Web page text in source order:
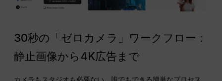
30秒の「ゼロカメラ」ワークフロー：
静止画像から4K広告まで